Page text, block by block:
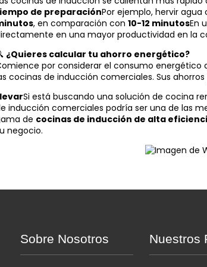
de preparaciónPor ejemplo, hervir
, en comparación con 10-12 minutosEn
en una mayor productividad en la
¿Quieres calcular tu ahorro energético?
por considerar el consumo
cocinas de inducción comerciales. Sus
Si está buscando una solución de cocina
inducción comerciales podría ser una de las
de cocinas de inducción de alta
negocio.
Sobre Nosotros Nuestros